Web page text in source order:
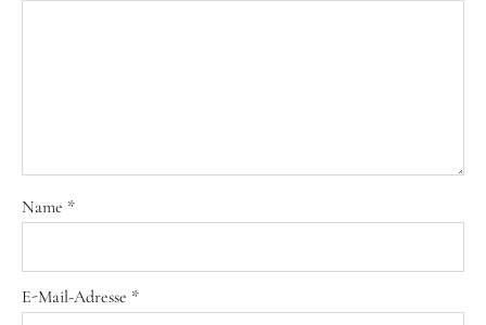
Name *
E-Mail-Adresse *